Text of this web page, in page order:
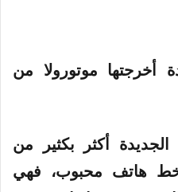
أخرجتها موتورولا من
تعد هواتف Moto Razr الجديدة أكثر بكثير من
هاتف محبوب، فهي